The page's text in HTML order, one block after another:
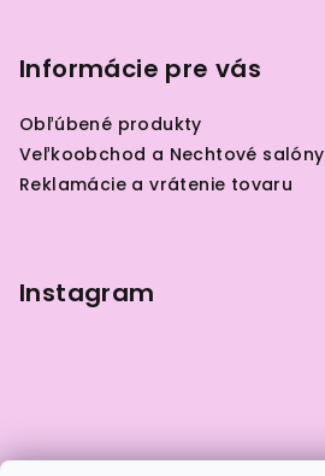
Informácie pre vás
Obľúbené produkty
Veľkoobchod a Nechtové salóny
Reklamácie a vrátenie tovaru
Instagram